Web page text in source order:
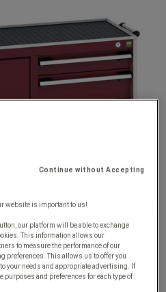
Continue without Accepting
website is important to us!
our platform will be able to exchange
This information allows our
to measure the performance of our
preferences. This allows us to offer you
your needs and appropriate advertising. If
purposes and preferences for each type of